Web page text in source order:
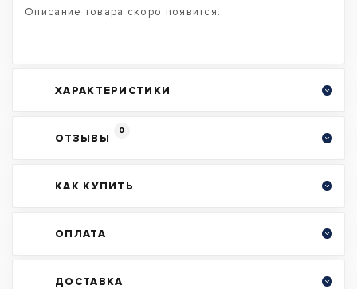
Описание товара скоро появится.
ХАРАКТЕРИСТИКИ
ОТЗЫВЫ
0
КАК КУПИТЬ
ОПЛАТА
ДОСТАВКА